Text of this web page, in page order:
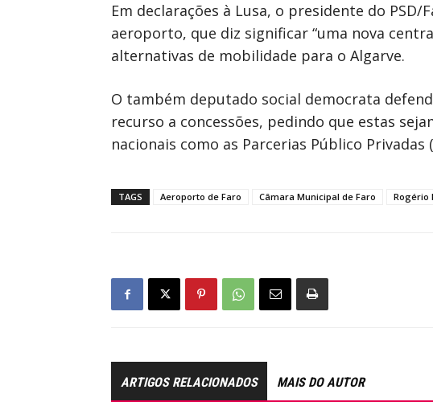
Em declarações à Lusa, o presidente do
aeroporto, que diz significar “uma nova
alternativas de mobilidade para o Algarve.
O também deputado social democrata
recurso a concessões, pedindo que estas
nacionais como as Parcerias Público
TAGS Aeroporto de Faro Câmara Municipal de Faro Rogério
ARTIGOS RELACIONADOS MAIS DO AUTOR